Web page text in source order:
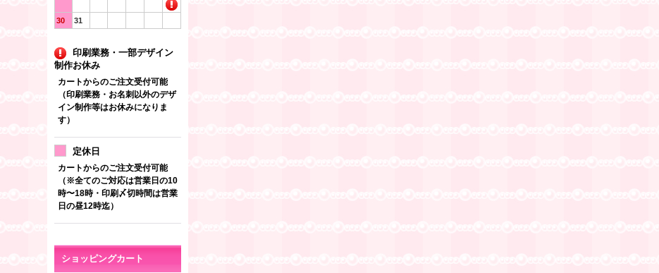
30 31
印刷業務・一部デザイン
制作お休み
カートからのご注文受付可能
（印刷業務・お名刺以外のデザ
イン制作等はお休みになりま
す）
定休日
カートからのご注文受付可能
（※全てのご対応は営業日の10
時〜18時・印刷〆切時間は営業
日の昼12時迄）
ショッピングカート